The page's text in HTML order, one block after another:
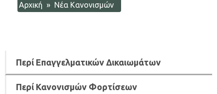
Αρχική » Νέα Κανονισμών
Περί Επαγγελματικών Δικαιωμάτων
Περί Κανονισμών Φορτίσεων